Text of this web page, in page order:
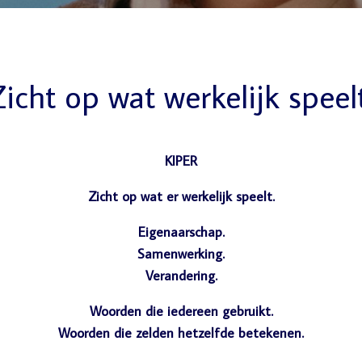
op wat werkelijk
KIPER
Zicht op wat er werkelijk speelt.
Eigenaarschap.
Samenwerking.
Verandering.
Woorden die iedereen gebruikt.
Woorden die zelden hetzelfde betekenen.